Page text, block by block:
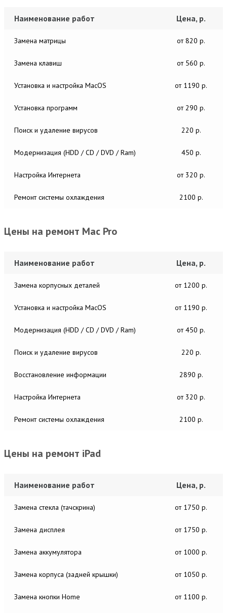
Наименование работ Цена, р.
Замена матрицы от 820 р.
Замена клавиш от 560 р.
Установка и настройка MacОS от 1190 р.
Установка программ от 290 р.
Поиск и удаление вирусов 220 р.
Модернизация (HDD / CD / DVD / Ram) 450 р.
Настройка Интернета от 320 р.
Ремонт системы охлаждения 2100 р.
Цены на ремонт Mac Pro
Наименование работ Цена, р.
Замена корпусных деталей от 1200 р.
Установка и настройка MacОS от 1190 р.
Модернизация (HDD / CD / DVD / Ram) от 450 р.
Поиск и удаление вирусов 220 р.
Восстановление информации 2890 р.
Настройка Интернета от 320 р.
Ремонт системы охлаждения 2100 р.
Цены на ремонт iPad
Наименование работ Цена, р.
Замена стекла (тачскрина) от 1750 р.
Замена дисплея от 1750 р.
Замена аккумулятора от 1000 р.
Замена корпуса (задней крышки) от 1050 р.
Замена кнопки Home от 1100 р.